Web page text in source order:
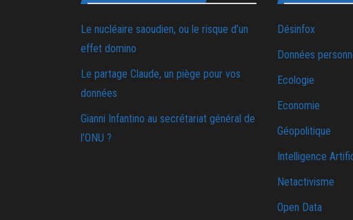
Le nucléaire saoudien, ou le risque d’un
effet domino
Le partage Claude, un piège pour vos
données
Gianni Infantino au secrétariat général de
l’ONU ?
Désinfox
Données
Ecologie
Economie
Géopolitique
Intelligence
Netactivisme
Open Data